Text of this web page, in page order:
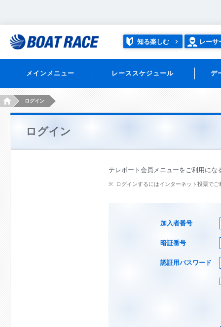
知る楽しむ レーサ
メインメニュー レーススケジュール デ
HOMEログイン
ログイン
テレボート会員メニューをご利用にな
ログインするにはインターネット投票で
加入者番号
暗証番号
認証用パスワード